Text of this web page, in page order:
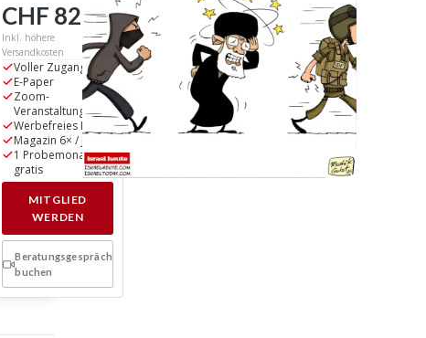
CHF 82/ Jahr
Inkl. höhere
Versandkosten
Voller Zugang
E-Paper
Zoom-
Veranstaltungen
Werbefreies Lesen
Magazin 6× / Jahr
1 Probemonat
gratis
MITGLIED
WERDEN
Beratungsgespräch
buchen